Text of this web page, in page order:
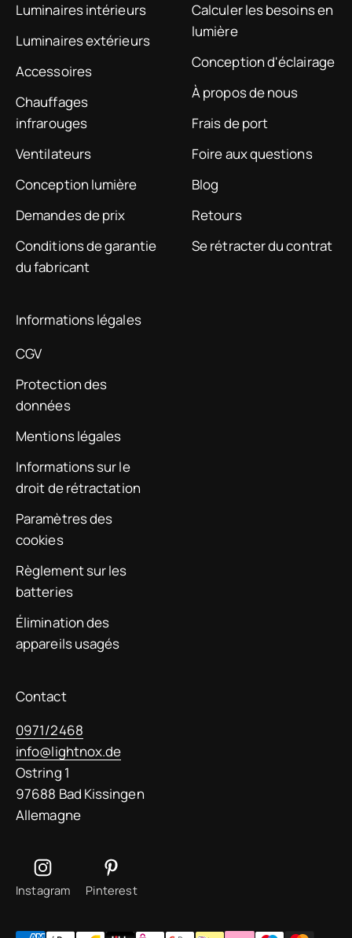
möglich, sodass sich der
Ventilator komfortabel ins
Smart Home einbinden und
automatisieren lässt.
Insgesamt bin ich mit dem
Ventilator sehr zufrieden –
insbesondere wegen des
gleichzeitig angenehmem
Luftstrom.
Luminaires intérieurs
Luminaires extérieurs
Accessoires
Chauffages
infrarouges
Ventilateurs
Conception lumière
Demandes de prix
Conditions de garantie
du fabricant
Calculer les besoins en
lumière
Conception d'éclairage
À propos de nous
Frais de port
Foire aux questions
Blog
Retours
Se rétracter du contrat
Informations légales
CGV
Protection des
données
Mentions légales
Informations sur le
droit de rétractation
Paramètres des
cookies
Règlement sur les
batteries
Élimination des
appareils usagés
Contact
0971/2468
info@lightnox.de
Ostring 1
97688 Bad Kissingen
Allemagne
Instagram Pinterest